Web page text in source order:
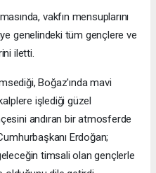
vakfın mensuplarını
genelindeki tüm gençlere ve
iletti.
Boğaz'ında mavi
işlediği güzel
andıran bir atmosferde
Erdoğan;
timsali olan gençlerle